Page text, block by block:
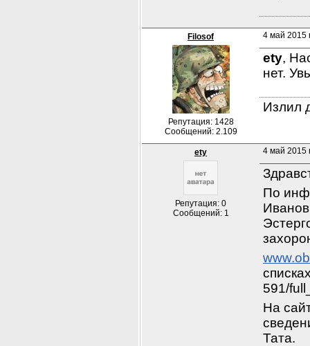
Filosof
Репутация: 1428
Сообщений: 2.109
4 май 2015
ety,
нет.
Излил
ety
Репутация: 0
Сообщений: 1
4 май 2015
По
591/
На
Тата.